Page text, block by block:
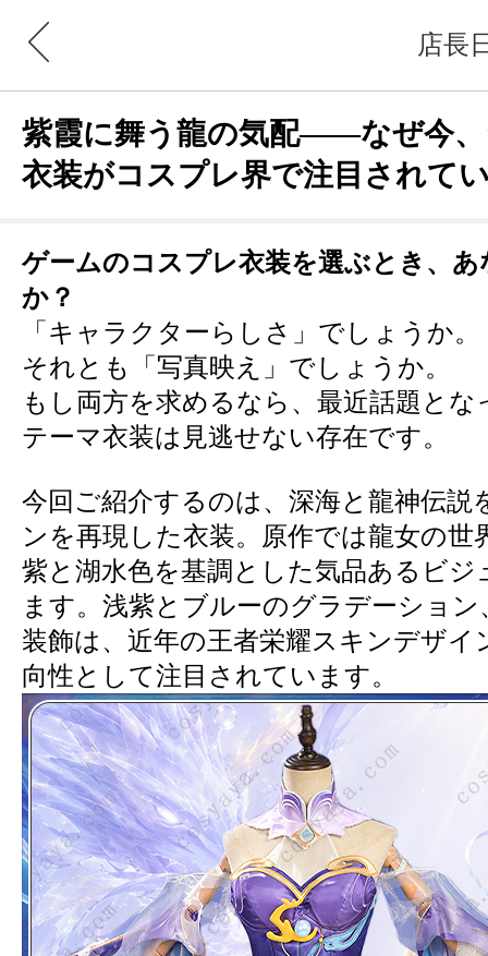
店長
紫霞に舞う龍の気配――なぜ今
衣装がコスプレ界で注目されて
ゲームのコスプレ衣装を選ぶとき、
か？
「キャラクターらしさ」でしょうか。
それとも「写真映え」でしょうか。
もし両方を求めるなら、最近話題と
テーマ衣装は見逃せない存在です。
今回ご紹介するのは、深海と龍神伝説
ンを再現した衣装。原作では龍女の
紫と湖水色を基調とした気品あるビ
ます。浅紫とブルーのグラデーショ
装飾は、近年の王者栄耀スキンデザ
向性として注目されています。